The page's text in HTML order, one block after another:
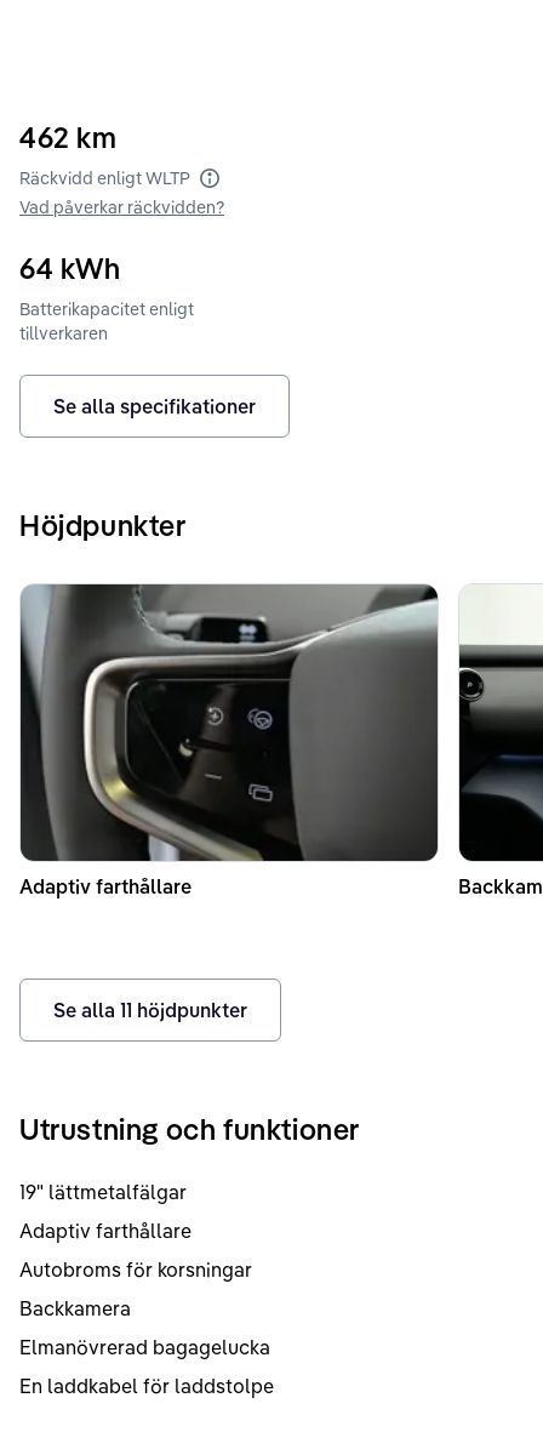
462 km
Räckvidd enligt WLTP
Vad påverkar räckvidden?
64 kWh
Batterikapacitet enligt
tillverkaren
Se alla specifikationer
Höjdpunkter
Adaptiv farthållare
Se alla 11 höjdpunkter
Utrustning och funktioner
19" lättmetalfälgar
Adaptiv farthållare
Autobroms för korsningar
Backkamera
Elmanövrerad bagagelucka
En laddkabel för laddstolpe